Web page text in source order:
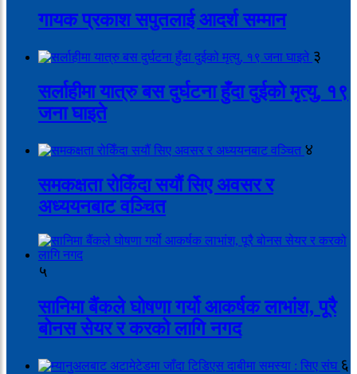
गायक प्रकाश सपुतलाई आदर्श सम्मान
३
सर्लाहीमा यात्रु बस दुर्घटना हुँदा दुईको मृत्यु, १९
जना घाइते
४
समकक्षता रोकिँदा सयौं सिए अवसर र
अध्ययनबाट वञ्चित
५
सानिमा बैंकले घोषणा गर्यो आकर्षक लाभांश, पूरै
बोनस सेयर र करको लागि नगद
६